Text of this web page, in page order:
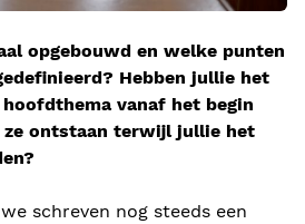
opgebouwd en welke punten
Hebben jullie het
vanaf het begin
ze ontstaan terwijl jullie het
schreven nog steeds een